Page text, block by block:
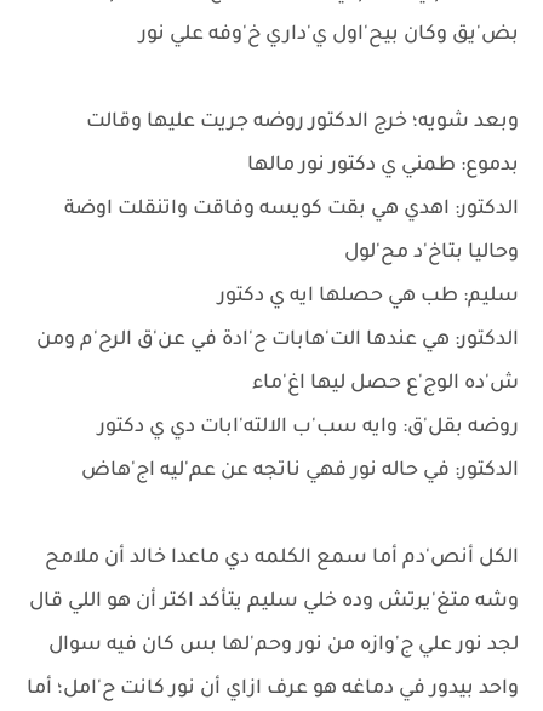
بض'يق وكان بيح'اول ي'داري خ'وفه علي نور
وبعد شويه؛ خرج الدكتور روضه جريت عليها وقالت
بدموع: طمني ي دكتور نور مالها
الدكتور: اهدي هي بقت كويسه وفاقت واتنقلت اوضة
وحاليا بتاخ'د مح'لول
سليم: طب هي حصلها ايه ي دكتور
الدكتور: هي عندها الت'هابات ح'ادة في عن'ق الرح'م ومن
ش'ده الوج'ع حصل ليها اغ'ماء
روضه بقل'ق: وايه سب'ب الالته'ابات دي ي دكتور
الدكتور: في حاله نور فهي ناتجه عن عم'ليه اج'هاض
الكل أنص'دم أما سمع الكلمه دي ماعدا خالد أن ملامح
وشه متغ'يرتش وده خلي سليم يتأكد اكتر أن هو اللي قال
لجد نور علي ج'وازه من نور وحم'لها بس كان فيه سوال
واحد بيدور في دماغه هو عرف ازاي أن نور كانت ح'امل؛ أما